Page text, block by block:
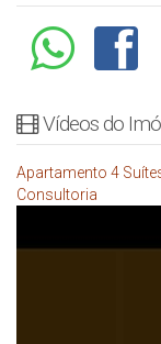
Vídeos do
Apartamento 4
Consultoria